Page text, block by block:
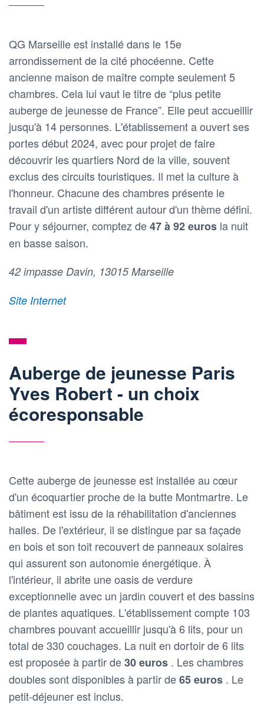
QG Marseille est installé dans le 15e
arrondissement de la cité phocéenne. Cette
ancienne maison de maître compte seulement 5
chambres. Cela lui vaut le titre de “plus petite
auberge de jeunesse de France”. Elle peut accueillir
jusqu'à 14 personnes. L'établissement a ouvert ses
portes début 2024, avec pour projet de faire
découvrir les quartiers Nord de la ville, souvent
exclus des circuits touristiques. Il met la culture à
l'honneur. Chacune des chambres présente le
travail d'un artiste différent autour d'un thème défini.
Pour y séjourner, comptez de47 à 92 euros la nuit
en basse saison.
42 impasse Davin, 13015 Marseille
Site Internet
Auberge de jeunesse Paris
Yves Robert - un choix
écoresponsable
Cette auberge de jeunesse est installée au cœur
d'un écoquartier proche de la butte Montmartre. Le
bâtiment est issu de la réhabilitation d'anciennes
halles. De l'extérieur, il se distingue par sa façade
en bois et son toit recouvert de panneaux solaires
qui assurent son autonomie énergétique. À
l'intérieur, il abrite une oasis de verdure
exceptionnelle avec un jardin couvert et des bassins
de plantes aquatiques. L'établissement compte 103
chambres pouvant accueillir jusqu'à 6 lits, pour un
total de 330 couchages. La nuit en dortoir de 6 lits
est proposée à partir de30 euros . Les chambres
doubles sont disponibles à partir de65 euros . Le
petit-déjeuner est inclus.